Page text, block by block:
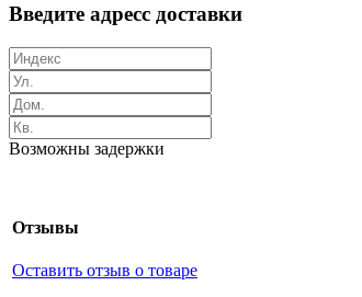
Введите адресс доставки
Возможны задержки
Отзывы
Оставить отзыв о товаре